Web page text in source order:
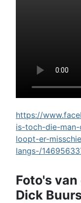
https://
is-toch-die-man-
loopt-er-
langs-/
Foto's
Dick